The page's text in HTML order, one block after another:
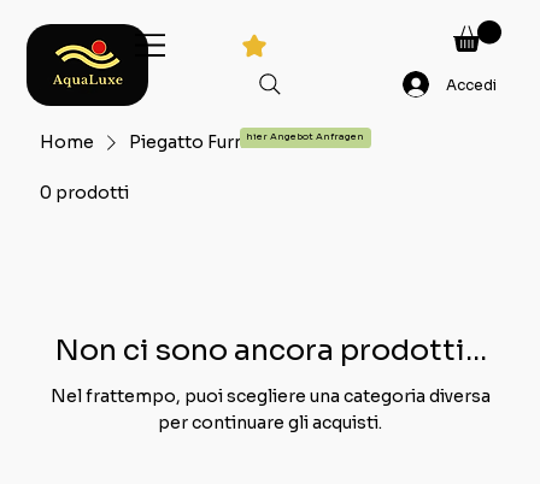
Accedi
Home Piegatto Furniture Outdoor
0 prodotti
Non ci sono ancora prodotti...
Nel frattempo, puoi scegliere una categoria diversa
per continuare gli acquisti.
hier Angebot Anfragen